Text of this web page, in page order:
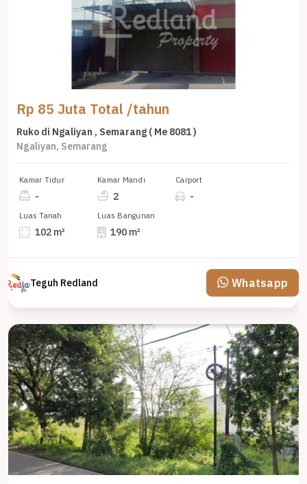
Rp 85 Juta Total /tahun
Ruko di Ngaliyan , Semarang ( Me 8081 )
Ngaliyan, Semarang
Kamar Tidur
-
Kamar Mandi
2
Carport
-
Luas Tanah
102 m²
Luas Bangunan
190 m²
Teguh Redland Whatsapp